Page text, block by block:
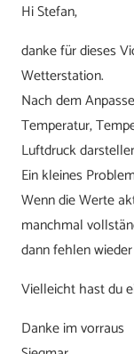
Hi Stefan,
danke für dieses
Wetterstation.
Nach dem
Temperatur,
Luftdruck
Ein kleines
Wenn die Werte
manchmal
dann fehlen
Vielleicht hast du
Danke im vorraus